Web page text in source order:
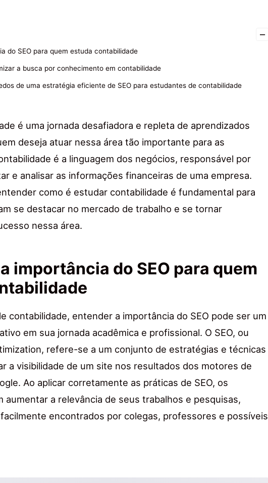
–
do SEO para quem estuda contabilidade
a busca por conhecimento em contabilidade
de uma estratégia eficiente de SEO para estudantes de contabilidade
é uma jornada desafiadora e repleta de aprendizados
deseja atuar nessa área tão importante para as
é a linguagem dos negócios, responsável por
e analisar as informações financeiras de uma empresa.
como é estudar contabilidade é fundamental para
se destacar no mercado de trabalho e se tornar
nessa área.
importância do SEO para quem
contabilidade, entender a importância do SEO pode ser um
em sua jornada acadêmica e profissional. O SEO, ou
refere-se a um conjunto de estratégias e técnicas
a visibilidade de um site nos resultados dos motores de
Ao aplicar corretamente as práticas de SEO, os
aumentar a relevância de seus trabalhos e pesquisas,
encontrados por colegas, professores e possíveis